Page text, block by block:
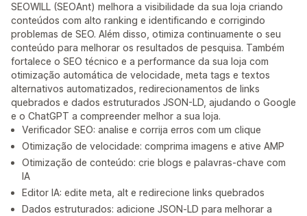
SEOWILL (SEOAnt) melhora a visibilidade da sua loja criando
conteúdos com alto ranking e identificando e corrigindo
problemas de SEO. Além disso, otimiza continuamente o seu
conteúdo para melhorar os resultados de pesquisa. Também
fortalece o SEO técnico e a performance da sua loja com
otimização automática de velocidade, meta tags e textos
alternativos automatizados, redirecionamentos de links
quebrados e dados estruturados JSON-LD, ajudando o Google
e o ChatGPT a compreender melhor a sua loja.
Verificador SEO: analise e corrija erros com um clique
Otimização de velocidade: comprima imagens e ative AMP
Otimização de conteúdo: crie blogs e palavras-chave com
IA
Editor IA: edite meta, alt e redirecione links quebrados
Dados estruturados: adicione JSON‑LD para melhorar a